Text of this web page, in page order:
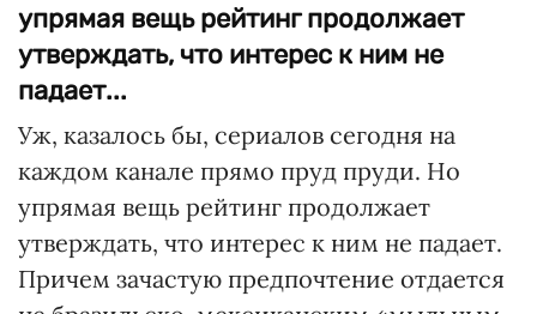
упрямая вещь рейтинг продолжает
утверждать, что интерес к ним не
падает...
Уж, казалось бы, сериалов сегодня на
каждом канале прямо пруд пруди. Но
упрямая вещь рейтинг продолжает
утверждать, что интерес к ним не падает.
Причем зачастую предпочтение отдается